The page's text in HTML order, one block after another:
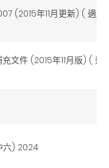
(2015年11月更新) ( 適用
文件 (2015年11月版) ( 適
六) 2024